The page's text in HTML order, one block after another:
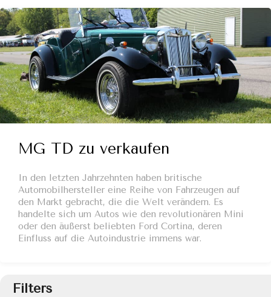
MG TD zu verkaufen
In den letzten Jahrzehnten haben britische
Automobilhersteller eine Reihe von Fahrzeugen auf
den Markt gebracht, die die Welt verändern. Es
handelte sich um Autos wie den revolutionären Mini
oder den äußerst beliebten Ford Cortina, deren
Einfluss auf die Autoindustrie immens war.
Filters